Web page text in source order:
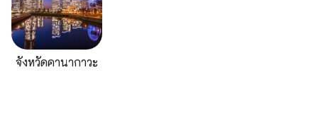
จังหวัดคานากาวะ